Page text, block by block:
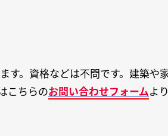
。資格などは不問です。建築や
こちらのお問い合わせフォームよ